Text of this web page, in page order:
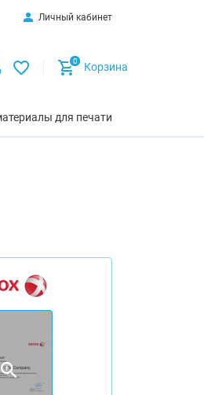
Личный кабинет
0 Корзина
для печати